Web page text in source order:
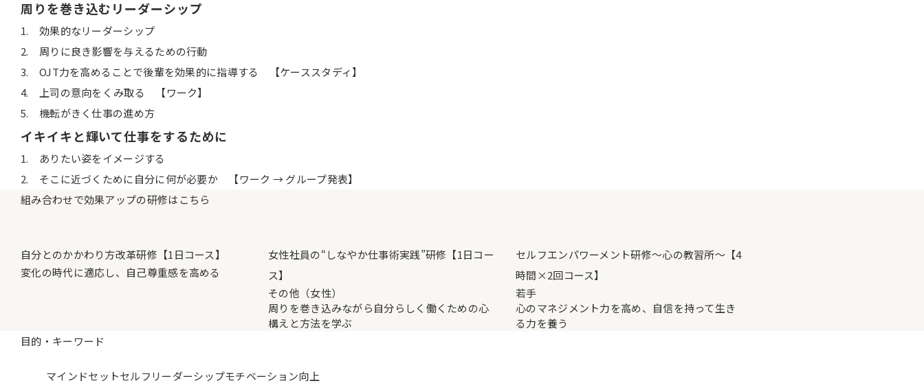
周りを巻き込むリーダーシップ
1. 効果的なリーダーシップ
2. 周りに良き影響を与えるための行動
3. OJT力を高めることで後輩を効果的に指導する 【ケーススタディ】
4. 上司の意向をくみ取る 【ワーク】
5. 機転がきく仕事の進め方
イキイキと輝いて仕事をするために
1. ありたい姿をイメージする
2. そこに近づくために自分に何が必要か 【ワーク → グループ発表】
組み合わせで効果アップの研修はこちら
自分とのかかわり方改革研修【1日コース】
変化の時代に適応し、自己尊重感を高める
女性社員の“しなやか仕事術実践”研修【1日コー
ス】
その他（女性）
周りを巻き込みながら自分らしく働くための心
構えと方法を学ぶ
セルフエンパワーメント研修～心の教習所～【4
時間×2回コース】
若手
心のマネジメント力を高め、自信を持って生き
る力を養う
目的・キーワード
マインドセットセルフリーダーシップモチベーション向上